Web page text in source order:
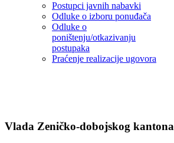
Postupci javnih nabavki
Odluke o izboru ponuđača
Odluke o
poništenju/otkazivanju
postupaka
Praćenje realizacije ugovora
Vlada Zeničko-dobojskog kantona